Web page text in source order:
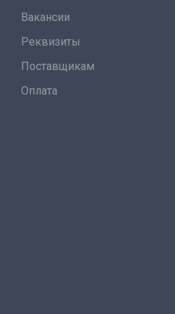
Вакансии
Реквизиты
Поставщикам
Оплата